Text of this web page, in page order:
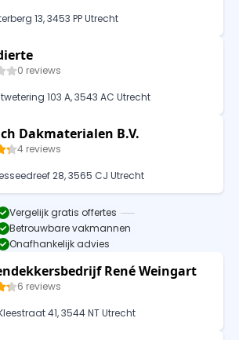
13, 3453 PP Utrecht
0 reviews
103 A, 3543 AC Utrecht
Dakmaterialen B.V.
4 reviews
28, 3565 CJ Utrecht
Vergelijk gratis offertes
Betrouwbare vakmannen
Onafhankelijk advies
René Weingart
6 reviews
41, 3544 NT Utrecht